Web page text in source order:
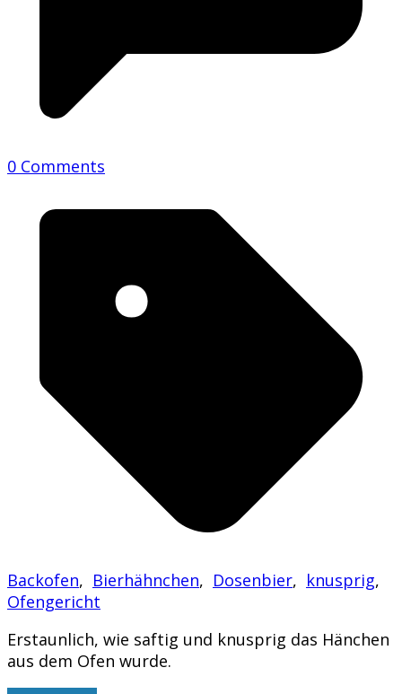
0 Comments
Backofen, Bierhähnchen, Dosenbier, knusprig,
Ofengericht
Erstaunlich, wie saftig und knusprig das Hänchen
aus dem Ofen wurde.